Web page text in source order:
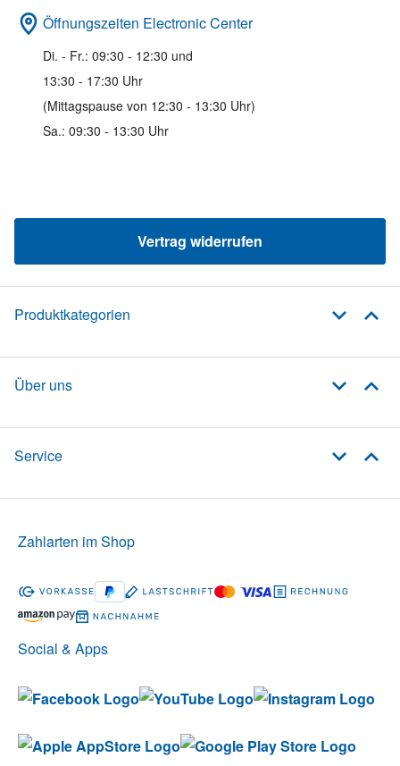
Öffnungszeiten Electronic Center
Di. - Fr.: 09:30 - 12:30 und
13:30 - 17:30 Uhr
(Mittagspause von 12:30 - 13:30 Uhr)
Sa.: 09:30 - 13:30 Uhr
Vertrag widerrufen
Produktkategorien
Über uns
Service
Social & Apps
Zahlarten im Shop